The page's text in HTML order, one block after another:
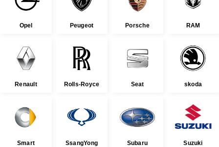
Opel Peugeot Porsche RAM
Renault Rolls-Royce Seat skoda
Smart SsangYong Subaru Suzuki